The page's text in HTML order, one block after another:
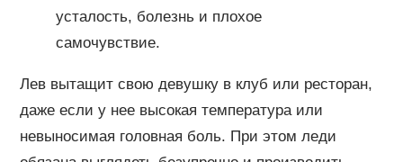
усталость, болезнь и плохое
самочувствие.
Лев вытащит свою девушку в клуб или ресторан,
даже если у нее высокая температура или
невыносимая головная боль. При этом леди